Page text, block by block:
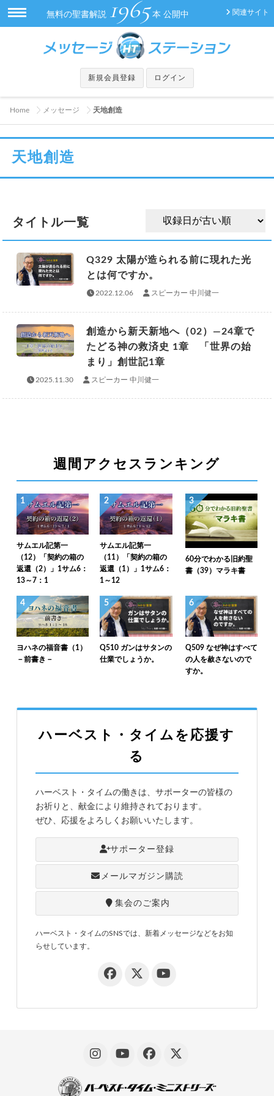
関連サイト
無料の聖書解説 1965 本 公開中
新規会員登録 ログイン
Home メッセージ 天地創造
天地創造
タイトル一覧
Q329 太陽が造られる前に現れた光
とは何ですか。
2022.12.06 スピーカー 中川健一
創造から新天新地へ（02）―24章で
たどる神の救済史 1章 「世界の始
まり」創世記1章
2025.11.30 スピーカー 中川健一
週間アクセスランキング
1
サムエル記第一
（12）「契約の箱の
返還（2）」1サム6：
13～7：1
2
サムエル記第一
（11）「契約の箱の
返還（1）」1サム6：
1～12
3
60分でわかる旧約聖
書（39）マラキ書
4
ヨハネの福音書（1）
－前書き－
5
Q510 ガンはサタンの
仕業でしょうか。
6
Q509 なぜ神はすべて
の人を赦さないので
すか。
ハーベスト・タイムを応援す
る
ハーベスト・タイムの働きは、サポーターの皆様の
お祈りと、献金により維持されております。
ぜひ、応援をよろしくお願いいたします。
サポーター登録
メールマガジン購読
集会のご案内
ハーベスト・タイムのSNSでは、新着メッセージなどをお知
らせしています。